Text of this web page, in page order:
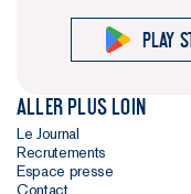
Play
Aller plus loin
Le Journal
Recrutements
Espace presse
Contact